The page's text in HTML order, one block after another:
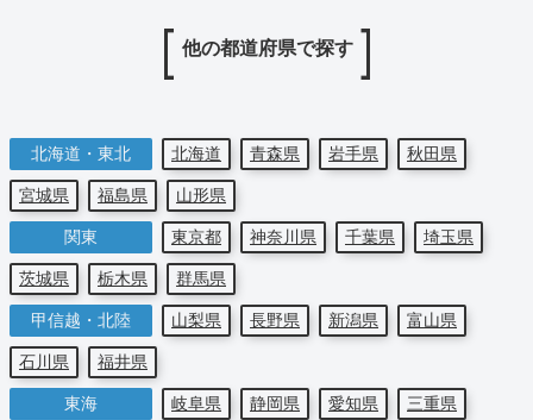
他の都道府県で探す
北海道・東北 北海道 青森県 岩手県
秋田県
宮城県
福島県
山形県
関東
東京都 神奈川県 千葉県
埼玉県
茨城県
栃木県
群馬県
甲信越・北陸
山梨県 長野県 新潟県
富山県
石川県
福井県
東海
岐阜県 静岡県 愛知県
三重県